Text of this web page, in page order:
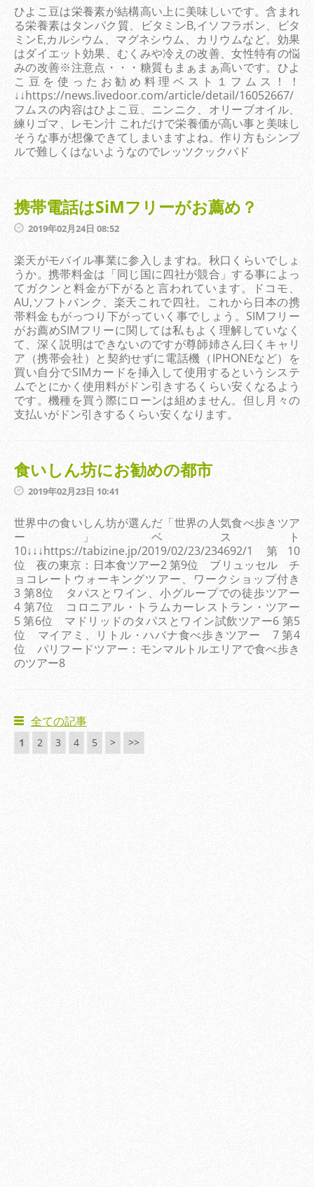
ひよこ豆は栄養素が結構高い上に美味しいです。含まれ
る栄養素はタンパク質、ビタミンB,イソフラボン、ビタ
ミンE,カルシウム、マグネシウム、カリウムなど。効果
はダイエット効果、むくみや冷えの改善、女性特有の悩
みの改善※注意点・・・糖質もまぁまぁ高いです。ひよ
こ豆を使ったお勧め料理ベスト１フムス！！
↓↓https://news.livedoor.com/article/detail/16052667/
フムスの内容はひよこ豆、ニンニク、オリーブオイル、
練りゴマ、レモン汁 これだけで栄養価が高い事と美味し
そうな事が想像できてしまいますよね。作り方もシンプ
ルで難しくはないようなのでレッツクックパド
携帯電話はSiMフリーがお薦め？
2019年02月24日 08:52
楽天がモバイル事業に参入しますね。秋口くらいでしょ
うか。携帯料金は「同じ国に四社が競合」する事によっ
てガクンと料金が下がると言われています。ドコモ、
AU,ソフトバンク、楽天これで四社。これから日本の携
帯料金もがっつり下がっていく事でしょう。SIMフリー
がお薦めSIMフリーに関しては私もよく理解していなく
て、深く説明はできないのですが尊師姉さん曰くキャリ
ア（携帯会社）と契約せずに電話機（IPHONEなど）を
買い自分でSIMカードを挿入して使用するというシステ
ムでとにかく使用料がドン引きするくらい安くなるよう
です。機種を買う際にローンは組めません。但し月々の
支払いがドン引きするくらい安くなります。
食いしん坊にお勧めの都市
2019年02月23日 10:41
世界中の食いしん坊が選んだ「世界の人気食べ歩きツア
ー」ベスト
10↓↓↓https://tabizine.jp/2019/02/23/234692/1 第10
位 夜の東京：日本食ツアー2 第9位 ブリュッセル チ
ョコレートウォーキングツアー、ワークショップ付き
3 第8位 タパスとワイン、小グループでの徒歩ツアー
4 第7位 コロニアル・トラムカーレストラン・ツアー
5 第6位 マドリッドのタパスとワイン試飲ツアー6 第5
位 マイアミ、リトル・ハバナ食べ歩きツアー 7 第4
位 パリフードツアー：モンマルトルエリアで食べ歩き
のツアー8
全ての記事
1 2 3 4 5 > >>